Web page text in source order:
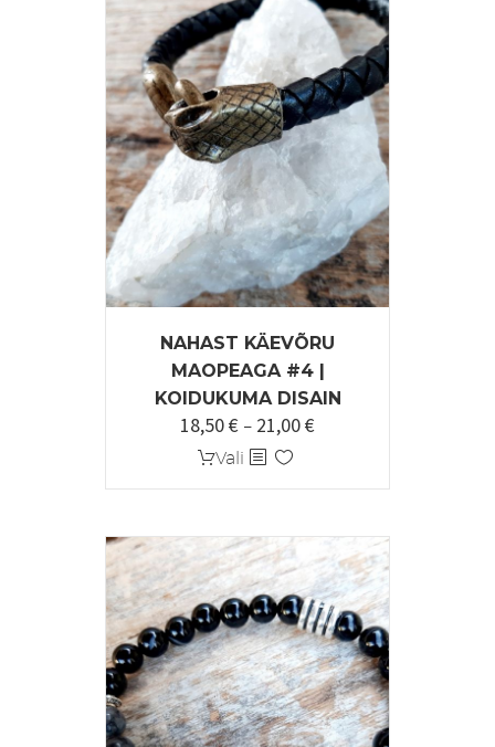
Valikuid
teha
tootelehel.
NAHAST KÄEVÕRU
MAOPEAGA #4 |
KOIDUKUMA DISAIN
18,50€ – 21,00€Hinnavahemik:
Vali Sellel
tootel
mitu
varianti.
Valikuid
saab
teha
tootelehel.